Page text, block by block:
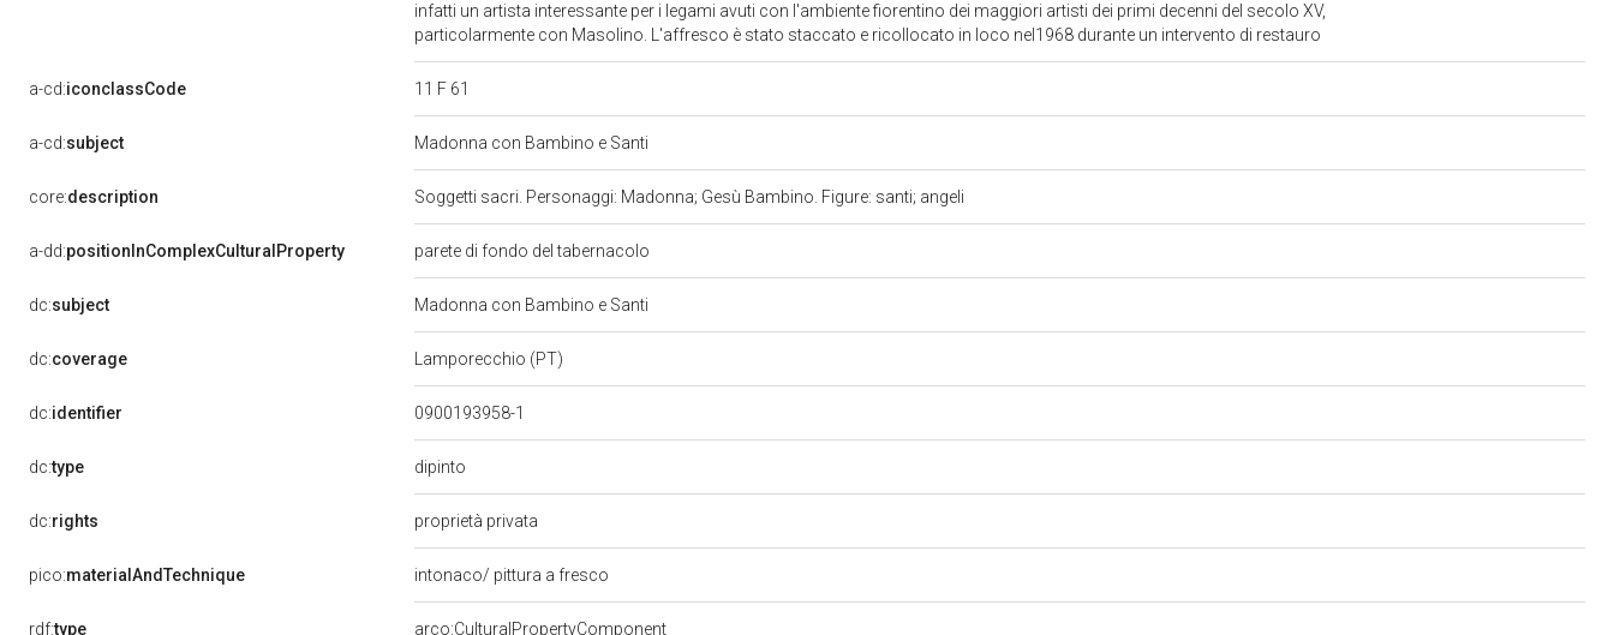
infatti un artista interessante per i legami avuti con l'ambiente fiorentino dei maggiori artisti dei primi decenni del secolo XV,
particolarmente con Masolino. L'affresco è stato staccato e ricollocato in loco nel1968 durante un intervento di restauro
a-cd:iconclassCode 11 F 61
a-cd:subject Madonna con Bambino e Santi
core:description Soggetti sacri. Personaggi: Madonna; Gesù Bambino. Figure: santi; angeli
a-dd:positionInComplexCulturalProperty parete di fondo del tabernacolo
dc:subject Madonna con Bambino e Santi
dc:coverage Lamporecchio (PT)
dc:identifier 0900193958-1
dc:type dipinto
dc:rights proprietà privata
pico:materialAndTechnique intonaco/ pittura a fresco
rdf:type
arco:CulturalPropertyComponent